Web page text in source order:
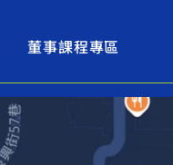
董事課程專區